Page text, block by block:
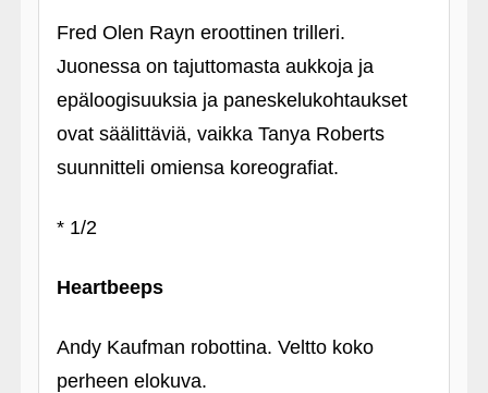
Fred Olen Rayn eroottinen trilleri.
Juonessa on tajuttomasta aukkoja ja
epäloogisuuksia ja paneskelukohtaukset
ovat säälittäviä, vaikka Tanya Roberts
suunnitteli omiensa koreografiat.
* 1/2
Heartbeeps
Andy Kaufman robottina. Veltto koko
perheen elokuva.